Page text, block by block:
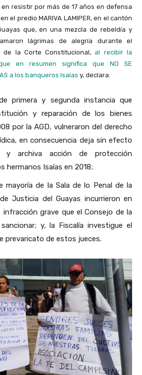
en resistir por más de 17 años en defensa
el predio MARIVA LAMIPER, en el cantón
que, en una mezcla de rebeldía y
lágrimas de alegría durante el
de la Corte Constitucional,al recibir la
en resumen significa que NO SE
a los banqueros Isaías y, declara:
primera y segunda instancia que
y reparación de los bienes
por la AGD, vulneraron del derecho
en consecuencia deja sin efecto
y archiva acción de protección
hermanos Isaías en 2018;
mayoría de la Sala de lo Penal de la
Justicia del Guayas incurrieron en
infracción grave que el Consejo de la
y, la Fiscalía investigue el
prevaricato de estos jueces.